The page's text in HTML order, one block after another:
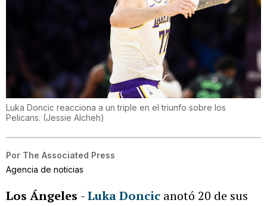
Luka Doncic reacciona a un triple en el triunfo sobre los
Pelicans. (Jessie Alcheh)
Por The Associated Press
Agencia de noticias
Los Ángeles -Luka Doncic anotó 20 de sus